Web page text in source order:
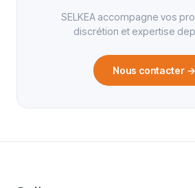
SELKEA accompagne vos
discrétion et expertise
Nous contacter→